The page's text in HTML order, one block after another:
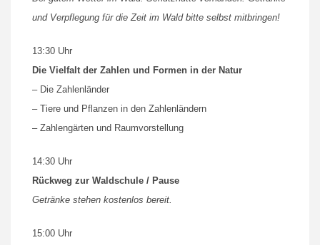
und Verpflegung für die Zeit im Wald bitte selbst mitbringen!
13:30 Uhr
Die Vielfalt der Zahlen und Formen in der Natur
– Die Zahlenländer
– Tiere und Pflanzen in den Zahlenländern
– Zahlengärten und Raumvorstellung
14:30 Uhr
Rückweg zur Waldschule / Pause
Getränke stehen kostenlos bereit.
15:00 Uhr